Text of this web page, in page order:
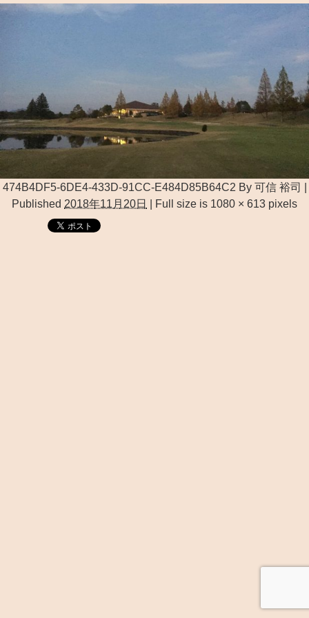
474B4DF5-6DE4-433D-91CC-E484D85B64C2 By 可信 裕司
Published 2018年11月20日 Full size is 1080 × 613 pixels